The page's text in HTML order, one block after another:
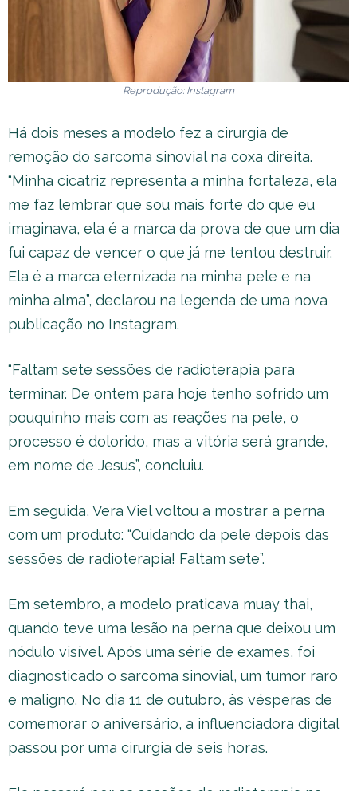
Reprodução: Instagram
Há dois meses a modelo fez a cirurgia de
remoção do sarcoma sinovial na coxa direita.
“Minha cicatriz representa a minha fortaleza, ela
me faz lembrar que sou mais forte do que eu
imaginava, ela é a marca da prova de que um dia
fui capaz de vencer o que já me tentou destruir.
Ela é a marca eternizada na minha pele e na
minha alma”, declarou na legenda de uma nova
publicação no Instagram.
“Faltam sete sessões de radioterapia para
terminar. De ontem para hoje tenho sofrido um
pouquinho mais com as reações na pele, o
processo é dolorido, mas a vitória será grande,
em nome de Jesus”, concluiu.
Em seguida, Vera Viel voltou a mostrar a perna
com um produto: “Cuidando da pele depois das
sessões de radioterapia! Faltam sete”.
Em setembro, a modelo praticava muay thai,
quando teve uma lesão na perna que deixou um
nódulo visível. Após uma série de exames, foi
diagnosticado o sarcoma sinovial, um tumor raro
e maligno. No dia 11 de outubro, às vésperas de
comemorar o aniversário, a influenciadora digital
passou por uma cirurgia de seis horas.